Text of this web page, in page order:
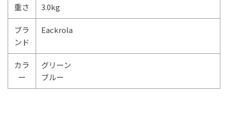
重さ 3.0kg
ブラ
ンド
Eackrola
カラ
ー
グリーン
ブルー